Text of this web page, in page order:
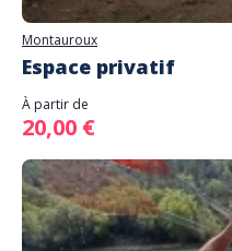
Montauroux
Espace privatif
À partir de
20,00 €